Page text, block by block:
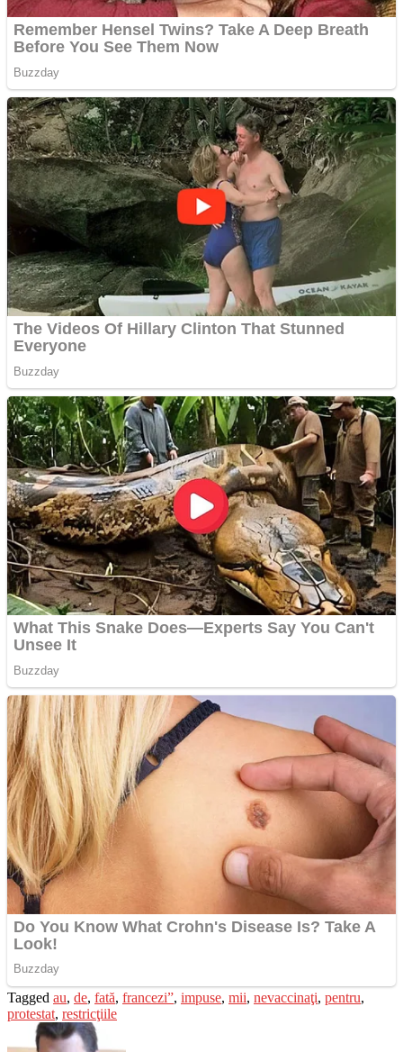
Tagged au, de, fată, francezi”, impuse, mii, nevaccinaţi, pentru,
protestat, restricţiile